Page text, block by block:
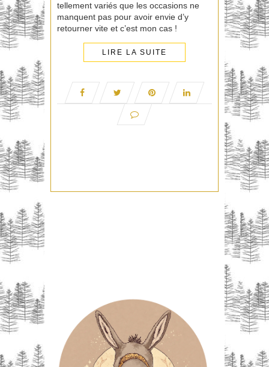
tellement variés que les occasions ne
manquent pas pour avoir envie d’y
retourner vite et c’est mon cas !
LIRE LA SUITE